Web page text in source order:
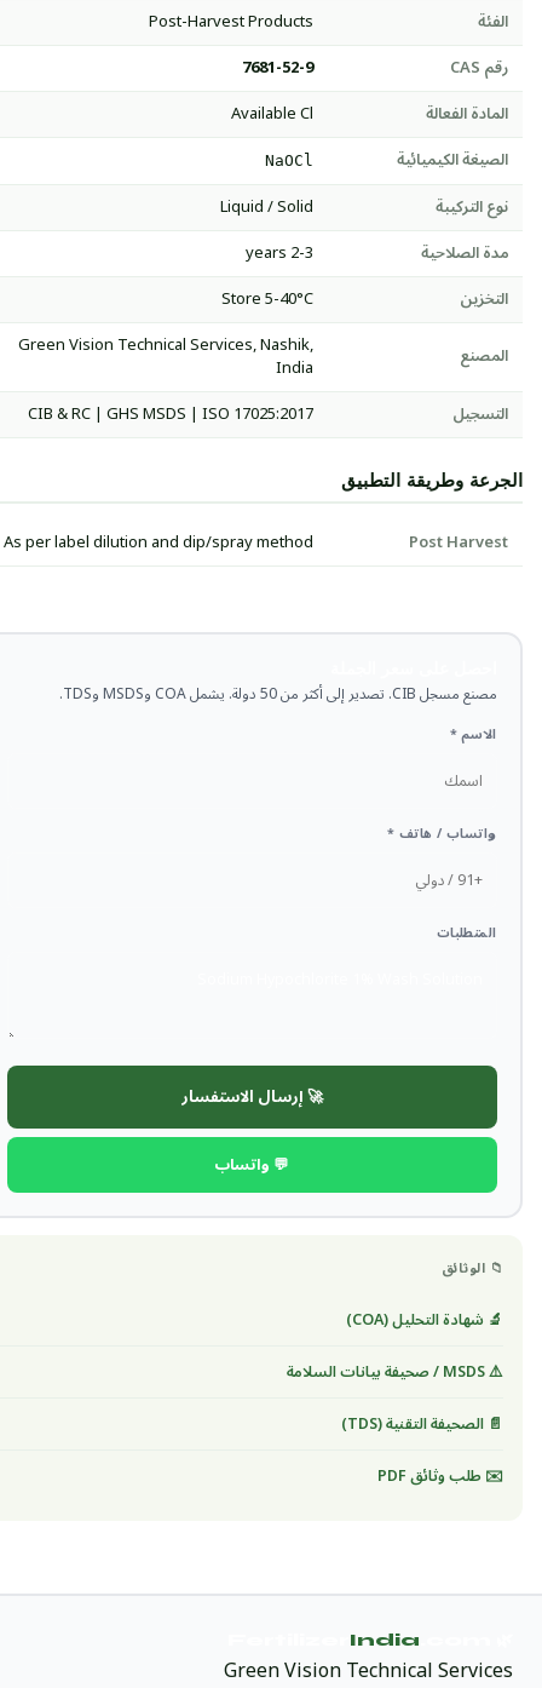
الفئة
Post-Harvest Products
رقم CAS
7681-52-9
المادة الفعالة
Available Cl
الصيغة الكيميائية
NaOCl
نوع التركيبة
Liquid / Solid
مدة الصلاحية
2-3 years
التخزين
Store 5-40°C
المصنع
Green Vision Technical Services, Nashik,
India
التسجيل
CIB & RC | GHS MSDS | ISO 17025:2017
الجرعة وطريقة التطبيق
Post Harvest
As per label dilution and dip/spray method
مصنع مسجل CIB. تصدير إلى أكثر من 50 دولة. يشمل COA وMSDS وTDS.
الاسم *
واتساب / هاتف *
المتطلبات
🚀 إرسال الاستفسار
💬 واتساب
📁 الوثائق
🔬 شهادة التحليل (COA)
⚠️ MSDS / صحيفة بيانات السلامة
📄 الصحيفة التقنية (TDS)
✉️ طلب وثائق PDF
India
Green Vision Technical Services